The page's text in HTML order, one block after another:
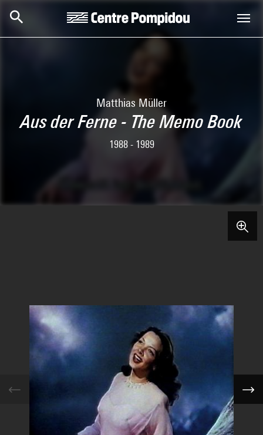
Matthias Müller
Aus der Ferne - The Memo Book
1988 - 1989